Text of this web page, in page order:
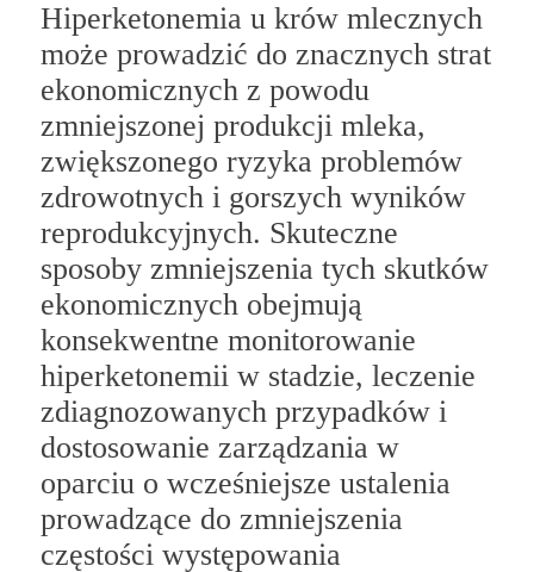
Hiperketonemia u krów mlecznych
może prowadzić do znacznych strat
ekonomicznych z powodu
zmniejszonej produkcji mleka,
zwiększonego ryzyka problemów
zdrowotnych i gorszych wyników
reprodukcyjnych. Skuteczne
sposoby zmniejszenia tych skutków
ekonomicznych obejmują
konsekwentne monitorowanie
hiperketonemii w stadzie, leczenie
zdiagnozowanych przypadków i
dostosowanie zarządzania w
oparciu o wcześniejsze ustalenia
prowadzące do zmniejszenia
częstości występowania